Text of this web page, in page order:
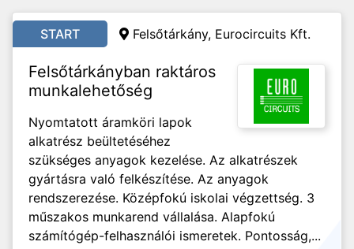
START Felsőtárkány, Eurocircuits Kft.
Felsőtárkányban raktáros
munkalehetőség
Nyomtatott áramköri lapok
alkatrész beültetéséhez
szükséges anyagok kezelése. Az alkatrészek
gyártásra való felkészítése. Az anyagok
rendszerezése. Középfokú iskolai végzettség. 3
műszakos munkarend vállalása. Alapfokú
számítógép-felhasználói ismeretek. Pontosság,...